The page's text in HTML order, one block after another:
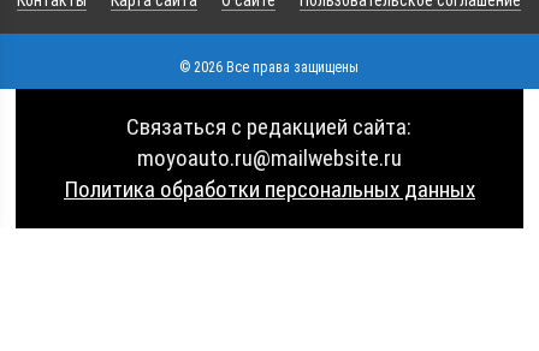
© 2026 Все права защищены
Связаться с редакцией сайта:
moyoauto.ru@mailwebsite.ru
Политика обработки персональных данных